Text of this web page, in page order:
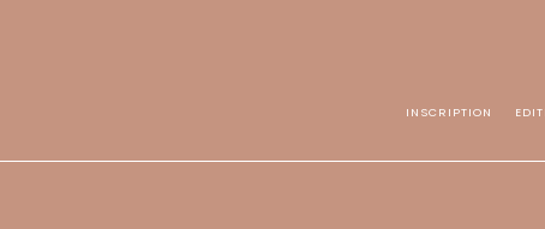
INSCRIPTION